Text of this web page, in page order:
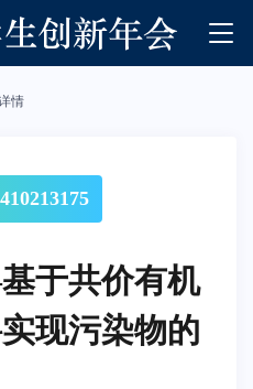
情
于共价有机
现污染物的